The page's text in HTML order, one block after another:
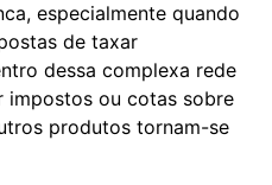
especialmente quando
de taxar
dessa complexa rede
impostos ou cotas sobre
produtos tornam-se